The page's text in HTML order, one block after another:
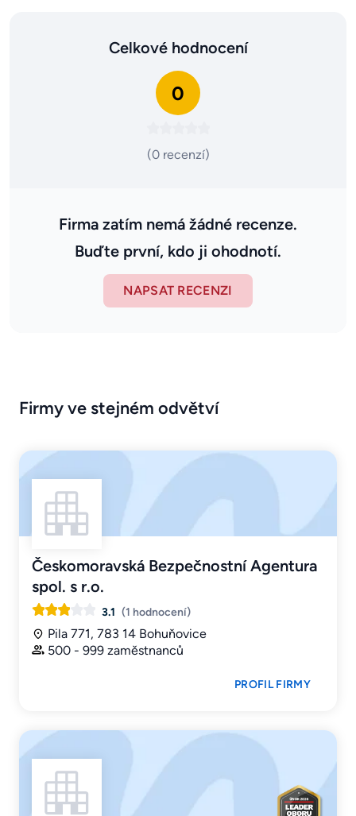
Celkové hodnocení
0
(0 recenzí)
Firma zatím nemá žádné recenze.
Buďte první, kdo ji ohodnotí.
NAPSAT RECENZI
Firmy ve stejném odvětví
Českomoravská Bezpečnostní Agentura
spol. s r.o.
3.1 (1 hodnocení)
Pila 771, 783 14 Bohuňovice
500 - 999 zaměstnanců
PROFIL FIRMY